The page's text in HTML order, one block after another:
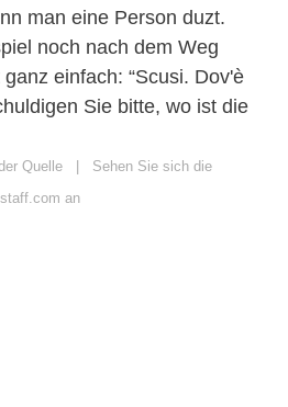
man eine Person duzt.
noch nach dem Weg
einfach: “Scusi. Dov'è
Sie bitte, wo ist die
Quelle | Sehen Sie sich die
an